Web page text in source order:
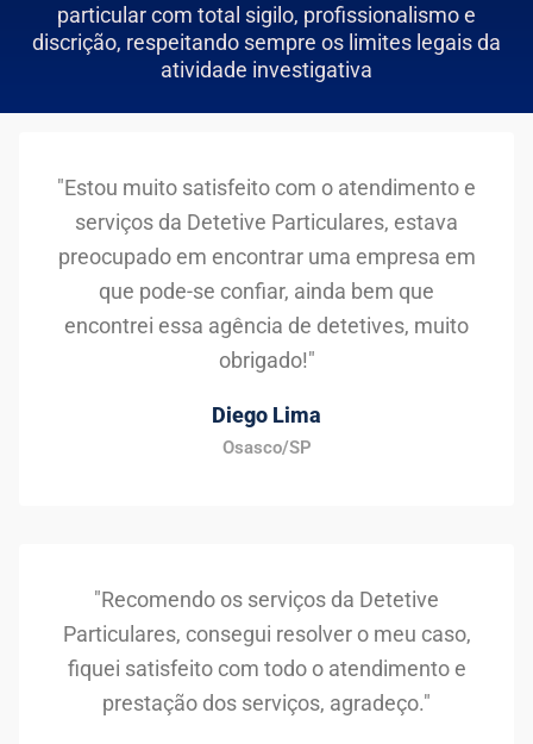
particular com total sigilo, profissionalismo e
discrição, respeitando sempre os limites legais da
atividade investigativa
"Estou muito satisfeito com o atendimento e
serviços da Detetive Particulares, estava
preocupado em encontrar uma empresa em
que pode-se confiar, ainda bem que
encontrei essa agência de detetives, muito
obrigado!"
Diego Lima
Osasco/SP
"Recomendo os serviços da Detetive
Particulares, consegui resolver o meu caso,
fiquei satisfeito com todo o atendimento e
prestação dos serviços, agradeço."